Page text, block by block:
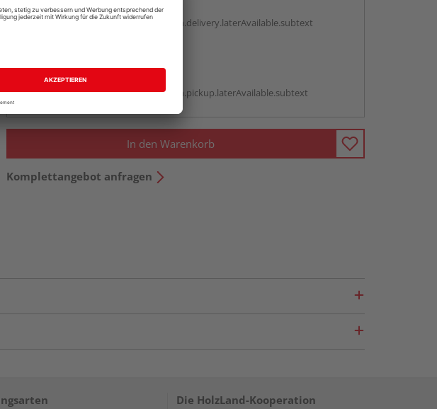
Auf Vorbestellung:
vue.ads.priceMerchantBox.option.delivery.laterAvailable.subtext
Auf Vorbestellung:
vue.ads.priceMerchantBox.option.pickup.laterAvailable.subtext
In den Warenkorb
Komplettangebot anfragen
Die HolzLand-Kooperation